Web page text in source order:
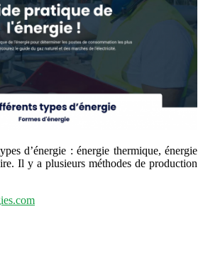
d’énergie : énergie thermique, énergie
Il y a plusieurs méthodes de production